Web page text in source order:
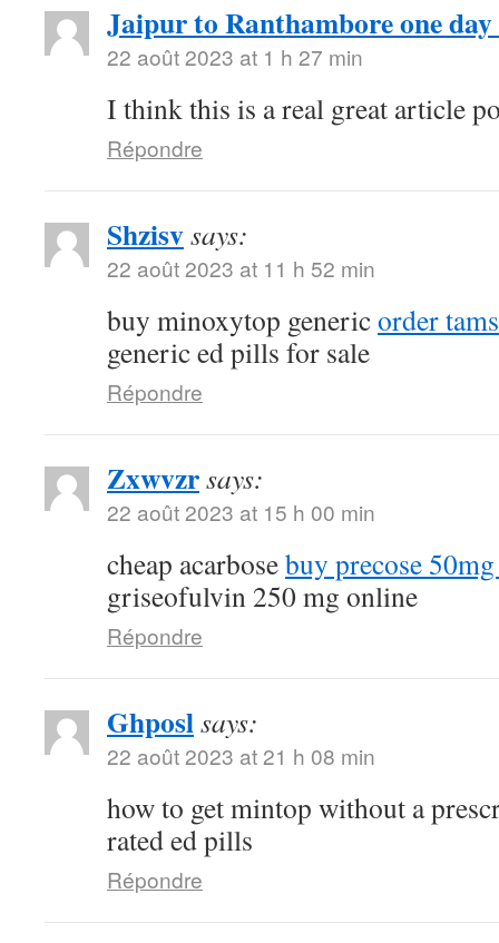
Jaipur to Ranthambore one
22 août 2023 at 1 h 27 min
I think this is a real great article
Répondre
Shzisvsays:
22 août 2023 at 11 h 52 min
buy minoxytop genericorder
generic ed pills for sale
Répondre
Zxwvzrsays:
22 août 2023 at 15 h 00 min
cheap acarbosebuy precose
griseofulvin 250 mg online
Répondre
Ghposlsays:
22 août 2023 at 21 h 08 min
how to get mintop without a
rated ed pills
Répondre